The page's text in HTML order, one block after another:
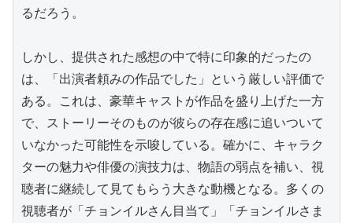
るだろう。
しかし、提供された感想の中で特に印象的だったの
は、「出演者頼みの作品でした」という厳しい評価で
ある。これは、豪華キャストが作品を盛り上げた一方
で、ストーリーそのものが彼らの存在感に追いついて
いなかった可能性を示唆している。確かに、キャラク
ターの魅力や俳優の演技力は、物語の弱点を補い、視
聴者に継続して見てもらう大きな動機となる。多くの
視聴者が「チョンイルさん目当て」「チョンイルさま